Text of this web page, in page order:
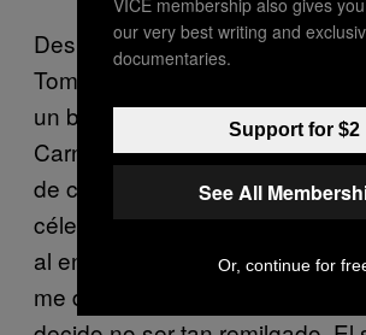
Después de despedirme
Tomo en el KFC, me dirijo a
un bar propiedad de los
Carnage Magaluf desde el que
de comenzar una de esas
célebres rutas de bares. Lo
al entrar es un intenso olor que
me de la vuelta y me largue,
our very best writing and
documentaries.
Support for $2
See All
Or, continue for